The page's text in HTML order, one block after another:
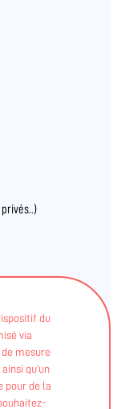
du
via
de mesure
qu’un
pour de la
fédéral (option